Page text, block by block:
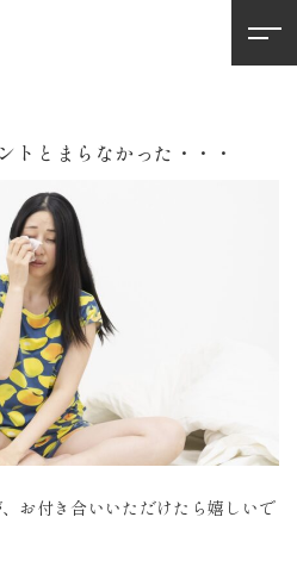
トとまらなかった・・・
お付き合いいただけたら嬉しいで